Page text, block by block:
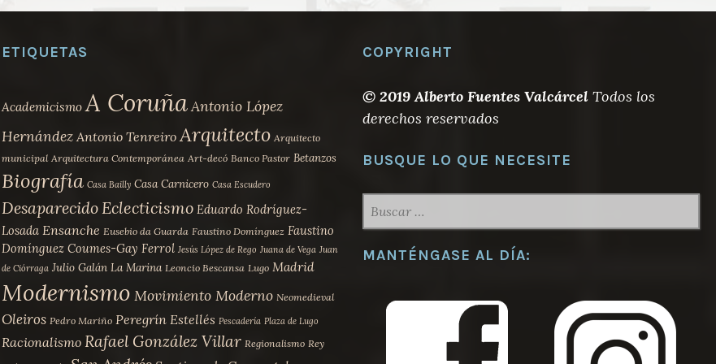
la
página
de
producto
en
ETIQUETAS
Academicismo A CoruñaAntonio López
Hernández Antonio Tenreiro Arquitecto Arquitecto
municipal Arquitectura Contemporánea Art-decó Banco Pastor Betanzos
Biografía Casa Bailly Casa Carnicero Casa Escudero
DesaparecidoEclecticismo Eduardo Rodríguez-
Losada Ensanche Eusebio da Guarda Faustino Domínguez Faustino
Domínguez Coumes-Gay Ferrol Jesús López de Rego Juana de Vega Juan
de Ciórraga Julio Galán La Marina Leoncio Bescansa Lugo Madrid
Modernismo Movimiento Moderno Neomedieval
Oleiros Pedro Mariño Peregrín Estellés Pescadería Plaza de Lugo
Racionalismo Rafael González Villar Regionalismo Rey
COPYRIGHT
© 2019 Alberto Fuentes Valcárcel Todos los
derechos reservados
BUSQUE LO QUE NECESITE
MANTÉNGASE AL DÍA: